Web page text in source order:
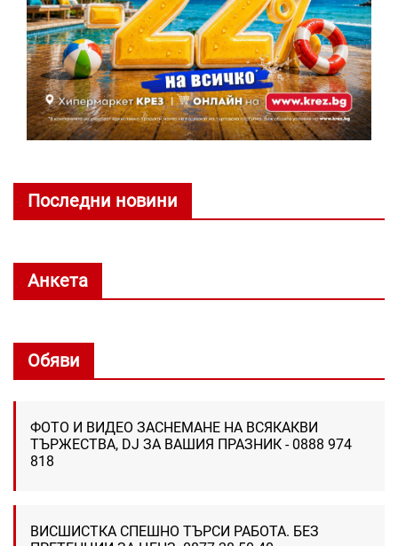
Последни новини
Анкета
Обяви
ФОТО И ВИДЕО ЗАСНЕМАНЕ НА ВСЯКАКВИ
ТЪРЖЕСТВА, DJ ЗА ВАШИЯ ПРАЗНИК - 0888 974
818
ВИСШИСТКА СПЕШНО ТЪРСИ РАБОТА. БЕЗ